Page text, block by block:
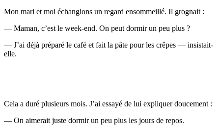
Mon mari et moi échangions un regard ensommeillé. Il grognait :
— Maman, c’est le week-end. On peut dormir un peu plus ?
— J’ai déjà préparé le café et fait la pâte pour les crêpes — insistait-
elle.
Cela a duré plusieurs mois. J’ai essayé de lui expliquer doucement :
— On aimerait juste dormir un peu plus les jours de repos.